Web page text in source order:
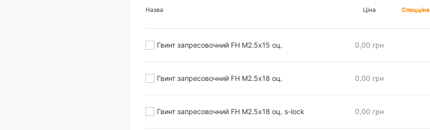
Назва Ціна Спецціна
Гвинт запресовочний FH М2.5х15 оц. 0,00 грн
Гвинт запресовочний FH М2.5х18 оц. 0,00 грн
Гвинт запресовочний FH М2.5х18 оц. s-lock 0,00 грн